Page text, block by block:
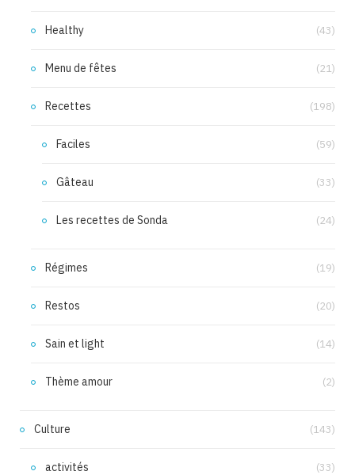
Healthy (43)
Menu de fêtes (21)
Recettes (198)
Faciles (59)
Gâteau (33)
Les recettes de Sonda (24)
Régimes (19)
Restos (20)
Sain et light (14)
Thème amour (2)
Culture (143)
activités (33)